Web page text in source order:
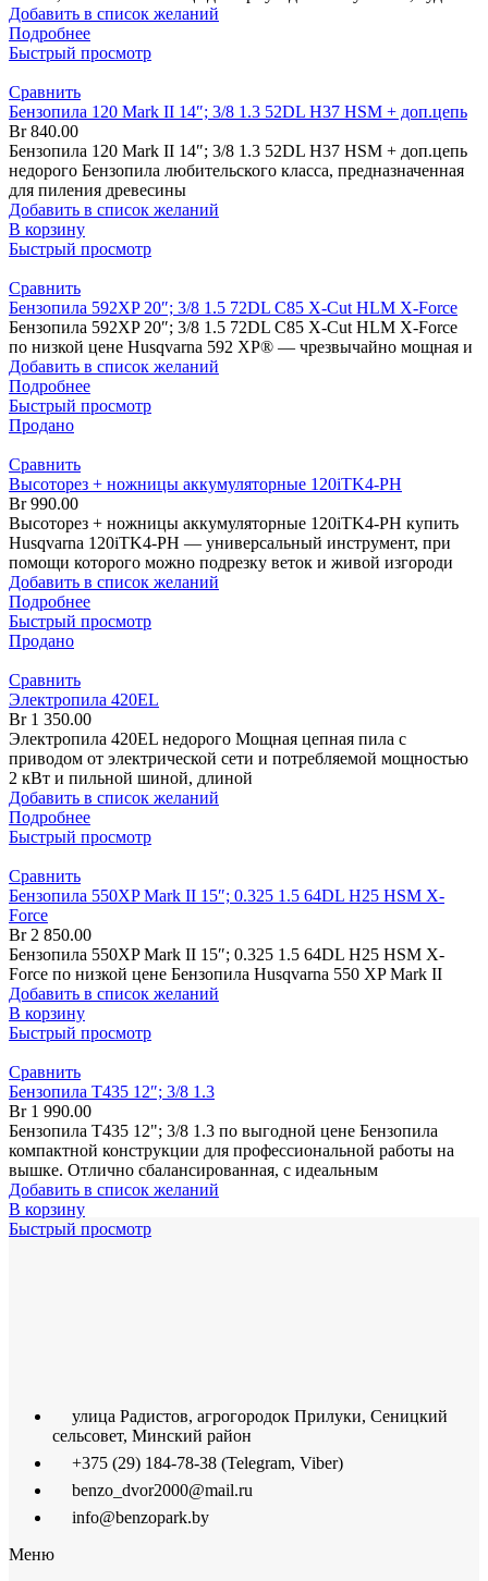
Добавить в список желаний
Подробнее
Быстрый просмотр
Сравнить
Бензопила 120 Mark II 14″; 3/8 1.3 52DL H37 HSM + доп.цепь
Br840.00
Бензопила 120 Mark II 14″; 3/8 1.3 52DL H37 HSM + доп.цепь
недорого Бензопила любительского класса, предназначенная
для пиления древесины
Добавить в список желаний
В корзину
Быстрый просмотр
Сравнить
Бензопила 592XP 20″; 3/8 1.5 72DL C85 X-Cut HLM X-Force
Бензопила 592XP 20″; 3/8 1.5 72DL C85 X-Cut HLM X-Force
по низкой цене Husqvarna 592 XP® — чрезвычайно мощная и
Добавить в список желаний
Подробнее
Быстрый просмотр
Продано
Сравнить
Высоторез + ножницы аккумуляторные 120iTK4-PH
Br990.00
Высоторез + ножницы аккумуляторные 120iTK4-PH купить
Husqvarna 120iTK4-PH — универсальный инструмент, при
помощи которого можно подрезку веток и живой изгороди
Добавить в список желаний
Подробнее
Быстрый просмотр
Продано
Сравнить
Электропила 420EL
Br1 350.00
Электропила 420EL недорого Мощная цепная пила с
приводом от электрической сети и потребляемой мощностью
2 кВт и пильной шиной, длиной
Добавить в список желаний
Подробнее
Быстрый просмотр
Сравнить
Бензопила 550XP Mark II 15″; 0.325 1.5 64DL H25 HSM X-
Force
Br2 850.00
Бензопила 550XP Mark II 15″; 0.325 1.5 64DL H25 HSM X-
Force по низкой цене Бензопила Husqvarna 550 XP Mark II
Добавить в список желаний
В корзину
Быстрый просмотр
Сравнить
Бензопила T435 12″; 3/8 1.3
Br1 990.00
Бензопила T435 12"; 3/8 1.3 по выгодной цене Бензопила
компактной конструкции для профессиональной работы на
вышке. Отлично сбалансированная, с идеальным
Добавить в список желаний
В корзину
Быстрый просмотр
улица Радистов, агрогородок Прилуки, Сеницкий
сельсовет, Минский район
+375 (29) 184-78-38 (Telegram, Viber)
benzo_dvor2000@mail.ru
info@benzopark.by
Меню